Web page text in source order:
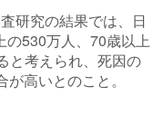
研究の結果では、日
530万人、70歳以上
と考えられ、死因の
高いとのこと。